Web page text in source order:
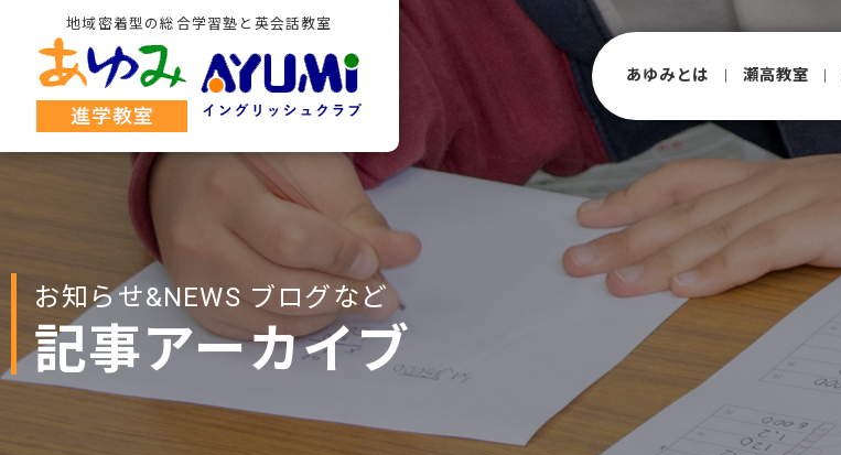
地域密着型の総合学習塾と英会話教室
あゆみとは 瀬⾼教室
お知らせ&NEWS ブログなど
記事アーカイブ